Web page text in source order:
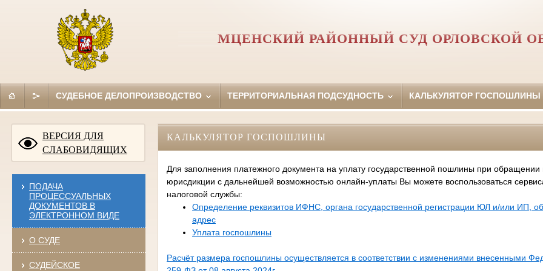
МЦЕНСКИЙ РАЙОННЫЙ СУД ОРЛОВCКОЙ
СУДЕБНОЕ ДЕЛОПРОИЗВОДСТВО ТЕРРИТОРИАЛЬНАЯ ПОДСУДНОСТЬ КАЛЬКУЛЯТОР ГОСПОШЛИНЫ
ВЕРСИЯ ДЛЯ
СЛАБОВИДЯЩИХ
ПОДАЧА
ПРОЦЕССУАЛЬНЫХ
ДОКУМЕНТОВ В
ЭЛЕКТРОННОМ ВИДЕ
О СУДЕ
СУДЕЙСКОЕ
КАЛЬКУЛЯТОР ГОСПОШЛИНЫ
Для заполнения платежного документа на уплату государственной пошлины при
юрисдикции с дальнейшей возможностью онлайн-уплаты Вы можете воспользоваться
налоговой службы:
Определение реквизитов ИФНС, органа государственной регистрации ЮЛ и/или ИП,
адрес
Уплата госпошлины
Расчёт размера госпошлины осуществляется в соответствии с изменениями внесенными